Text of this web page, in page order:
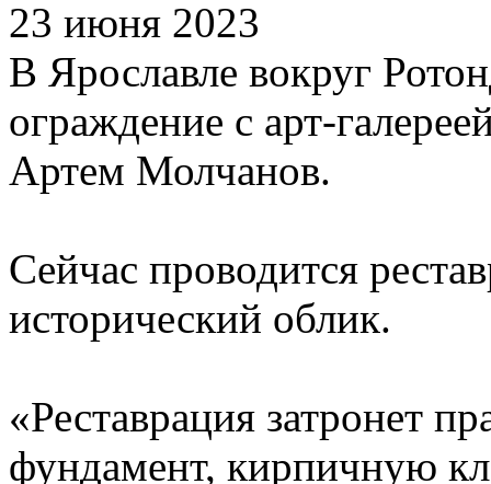
23 июня 2023
В Ярославле вокруг
ограждение с арт-
Артем Молчанов.
Сейчас проводится
исторический облик.
«Реставрация затронет
фундамент, кирпичную